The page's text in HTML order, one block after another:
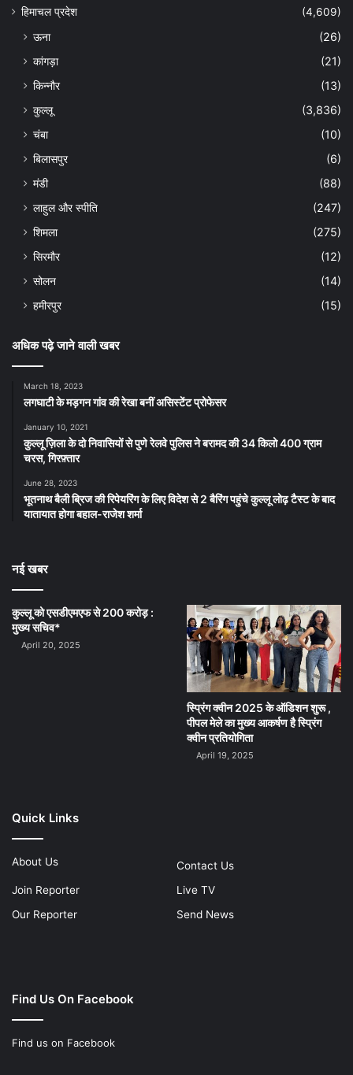
हिमाचल प्रदेश
(4,609)
ऊना
(26)
कांगड़ा
(21)
किन्नौर
(13)
कुल्लू
(3,836)
चंबा
(10)
बिलासपुर
(6)
मंडी
(88)
लाहुल और स्पीति
(247)
शिमला
(275)
सिरमौर
(12)
सोलन
(14)
हमीरपुर
(15)
अधिक पढ़े जाने वाली खबर
March 18, 2023
लगघाटी के मड़गन गांव की रेखा बनीं असिस्टेंट प्रोफेसर
January 10, 2021
कुल्लू ज़िला के दो निवासियों से पुणे रेलवे पुलिस ने बरामद की 34 किलो 400 ग्राम
चरस, गिरफ़्तार
June 28, 2023
भूतनाथ बैली ब्रिज की रिपेयरिंग के लिए विदेश से 2 बैरिंग पहुंचे कुल्लू लोढ़ टैस्ट के बाद
यातायात होगा बहाल-राजेश शर्मा
नई खबर
कुल्लू को एसडीएमएफ से 200 करोड़ :
मुख्य सचिव*
April 20, 2025
स्प्रिंग क्वीन 2025 के ऑडिशन शुरू ,
पीपल मेले का मुख्य आकर्षण है स्प्रिंग
क्वीन प्रतियोगिता
April 19, 2025
Quick Links
About Us
Contact Us
Join Reporter
Live TV
Our Reporter
Send News
Find Us On Facebook
Find us on Facebook